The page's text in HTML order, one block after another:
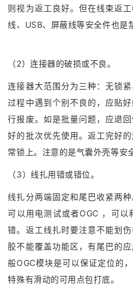
则视为返工良好。但在线束返
线、USB、屏蔽线等安全件也是
（2）连接器的破损或不良。
连接器大范围分为三种：无锁
过程中遇到个别不良的，应贴
行报废。如是批量问题，应退
好的批次优先使用。返工完好
常锁上。注意的是气囊外壳等安
（3）线扎用错或错位。
线扎分两端固定和尾巴收紧两
可以用电测试或者OGC ，可以
错。返工线扎时要注意不能划
胶不能覆盖功能区，有尾巴的
般OGC模块是可以保证定位的
特殊有滑动的可用点包打底。